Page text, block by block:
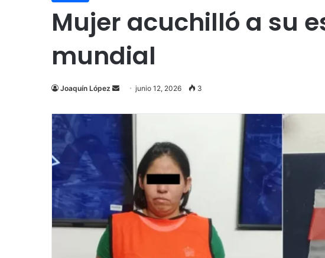
Mujer acuchilló a su
mundial
Joaquín López
Send
email
junio 12, 2026 3